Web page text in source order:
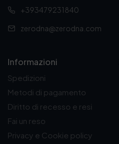
+393479231840
zerodna@zerodna.com
Informazioni
Spedizioni
Metodi di pagamento
Diritto di recesso e resi
Fai un reso
Privacy e Cookie policy